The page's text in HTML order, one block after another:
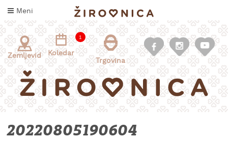
na
Meni
Zemljevid
1
Koledar
Trgovina
20220805190604